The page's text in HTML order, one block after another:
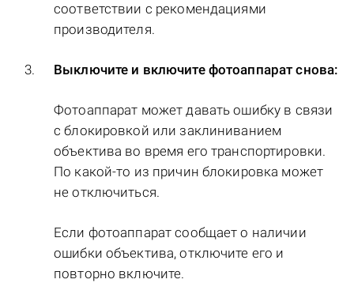
соответствии с рекомендациями
производителя.
Выключите и включите фотоаппарат снова:
Фотоаппарат может давать ошибку в связи
с блокировкой или заклиниванием
объектива во время его транспортировки.
По какой-то из причин блокировка может
не отключиться.
Если фотоаппарат сообщает о наличии
ошибки объектива, отключите его и
повторно включите.